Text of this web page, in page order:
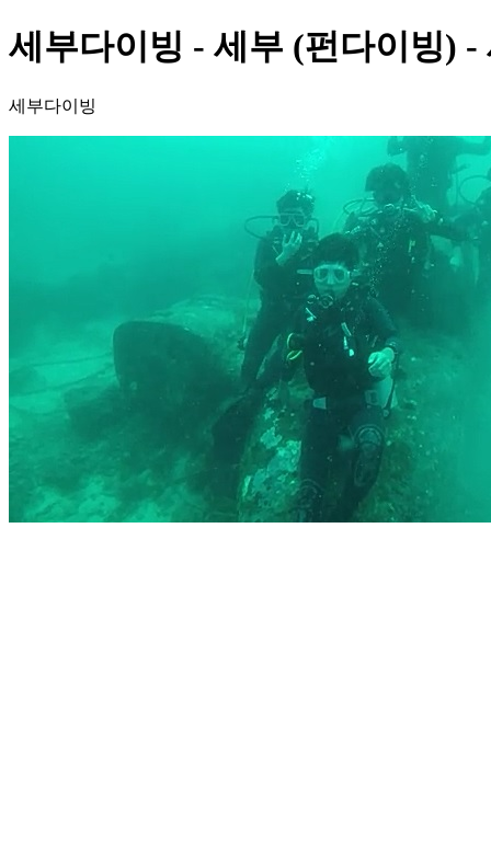
세부다이빙 - 세부 (펀다이빙) -
세부다이빙